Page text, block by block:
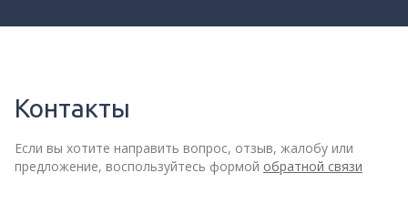
Контакты
Если вы хотите направить вопрос, отзыв, жалобу или
предложение, воспользуйтесь формой обратной связи